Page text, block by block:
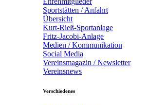
Sportstätten / Anfahrt
Übersicht
Kurt-Rieß-Sportanlage
Fritz-Jacobi-Anlage
Medien / Kommunikation
Social Media
Vereinsmagazin / Newsletter
Vereinsnews
Verschiedenes